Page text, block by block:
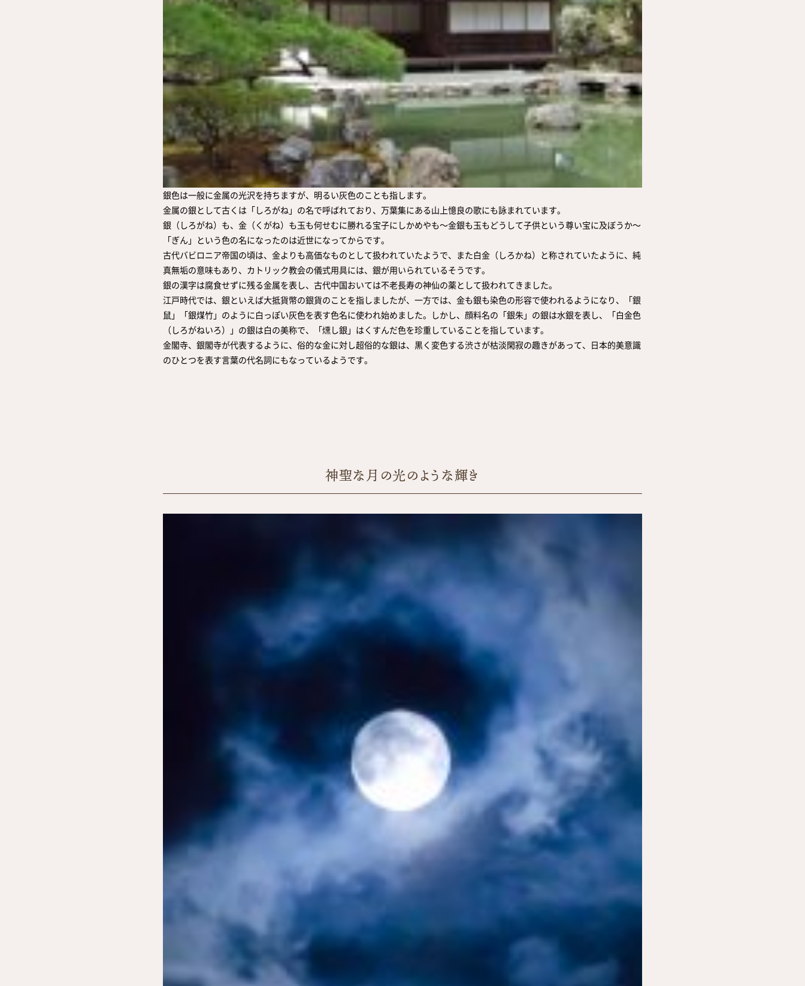
銀色は一般に金属の光沢を持ちますが、明るい灰色のことも指します。
金属の銀として古くは「しろがね」の名で呼ばれており、万葉集にある山上憶良の歌にも詠まれています。
銀（しろがね）も、金（くがね）も玉も何せむに勝れる宝子にしかめやも～金銀も玉もどうして子供という尊い宝に及ぼうか～
「ぎん」という色の名になったのは近世になってからです。
古代バビロニア帝国の頃は、金よりも高価なものとして扱われていたようで、また白金（しろかね）と称されていたように、純
真無垢の意味もあり、カトリック教会の儀式用具には、銀が用いられているそうです。
銀の漢字は腐食せずに残る金属を表し、古代中国おいては不老長寿の神仙の薬として扱われてきました。
江戸時代では、銀といえば大抵貨幣の銀貨のことを指しましたが、一方では、金も銀も染色の形容で使われるようになり、「銀
鼠」「銀煤竹」のように白っぽい灰色を表す色名に使われ始めました。しかし、顔料名の「銀朱」の銀は水銀を表し、「白金色
（しろがねいろ）」の銀は白の美称で、「燻し銀」はくすんだ色を珍重していることを指しています。
金閣寺、銀閣寺が代表するように、俗的な金に対し超俗的な銀は、黒く変色する渋さが枯淡閑寂の趣きがあって、日本的美意識
のひとつを表す言葉の代名詞にもなっているようです。
神聖な月の光のような輝き